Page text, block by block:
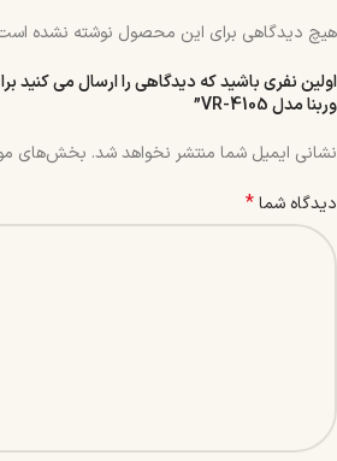
هیچ دیدگاهی برای این محصول نوشته نشده
اولین نفری باشید که دیدگاهی را ارسال می کنید
وربنا مدل VR-4105”
نشانی ایمیل شما منتشر نخواهد شد. بخش‌های
دیدگاه شما*